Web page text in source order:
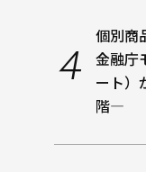
個別商
金融庁
ート）
階―